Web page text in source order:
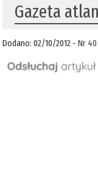
Gazeta
Dodano: 02/10/2012 -Nr